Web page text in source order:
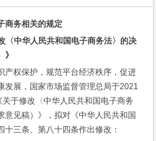
商务相关的规定
〈中华人民共和国电子商务法〉的决
》
产权保护，规范平台经济秩序，促进
发展，国家市场监督管理总局于2021
于修改〈中华人民共和国电子商务
意见稿）》，拟对《中华人民共和国
十三条、第八十四条作出修改：